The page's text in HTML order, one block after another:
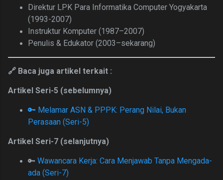
Direktur LPK Para Informatika Computer Yogyakarta
(1993-2007)
Instruktur Komputer (1987–2007)
Penulis & Edukator (2003–sekarang)
🔗 Baca juga artikel terkait :
Artikel Seri-5 (sebelumnya)
🔑 Melamar ASN & PPPK: Perang Nilai, Bukan
Perasaan (Seri-5)
Artikel Seri-7 (selanjutnya)
🔑 Wawancara Kerja: Cara Menjawab Tanpa Mengada-
ada (Seri-7)